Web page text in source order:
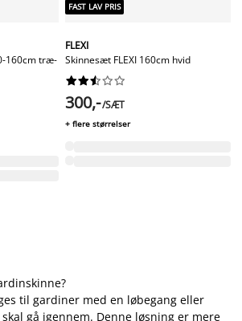
160cm træ-
FAST LAV PRIS
FLEXI
Skinnesæt FLEXI 160cm hvid






300,-/SÆT
+ flere størrelser
til gardiner med en løbegang eller
gå igennem. Denne løsning er mere